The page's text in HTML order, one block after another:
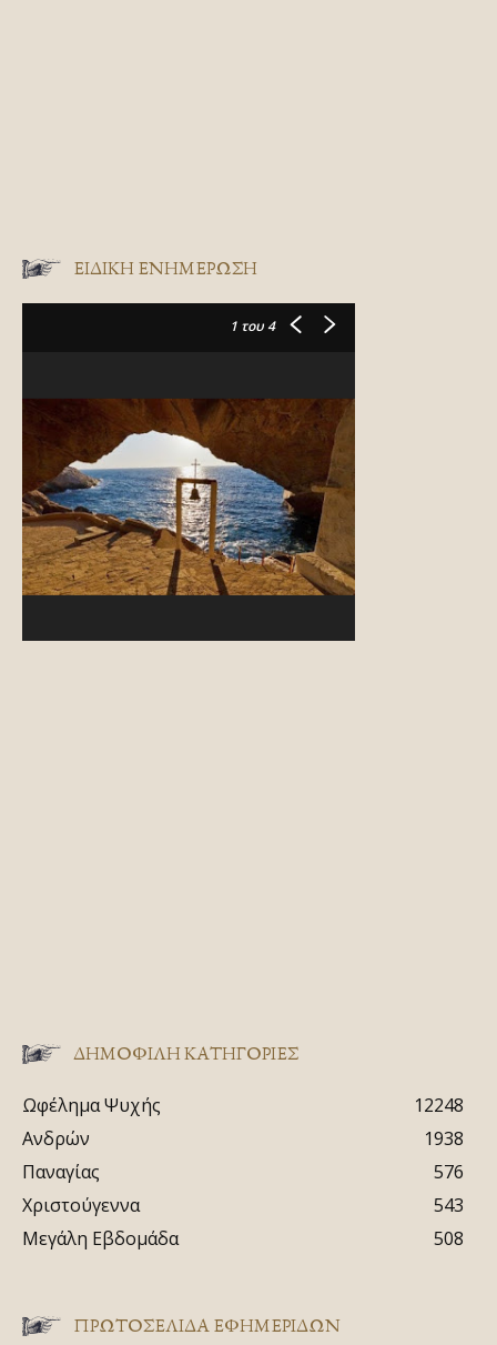
ΕΙΔΙΚΉ ΕΝΗΜΈΡΩΣΗ
1 του 4
ΔΗΜΟΦΙΛΗ ΚΑΤΗΓΟΡΙΕΣ
Ωφέλημα Ψυχής
12248
Ανδρών
1938
Παναγίας
576
Χριστούγεννα
543
Μεγάλη Εβδομάδα
508
ΠΡΩΤΟΣΈΛΙΔΑ ΕΦΗΜΕΡΊΔΩΝ